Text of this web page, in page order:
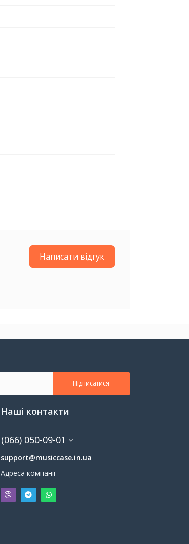
Написати відгук
Підписатися
Наші контакти
(066) 050-09-01
support@musiccase.in.ua
Адреса компанії